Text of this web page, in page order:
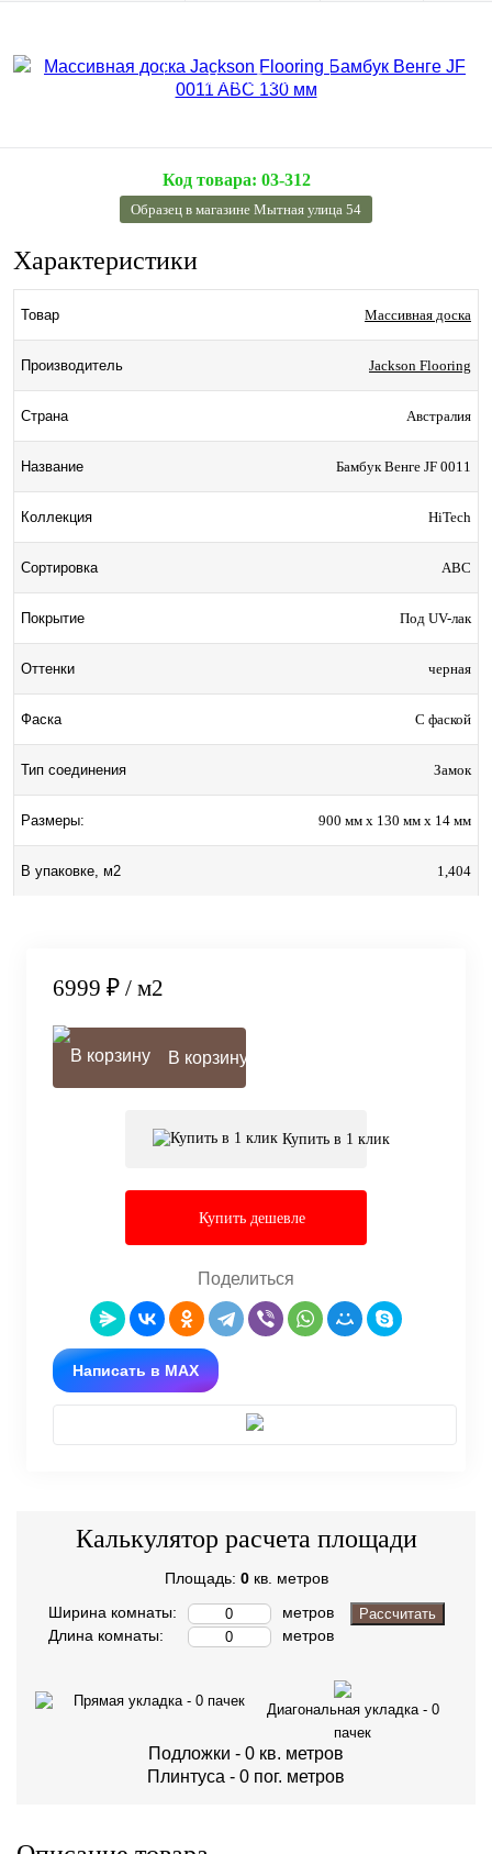
Подробнее
Код товара: 03-312
Образец в магазине Мытная улица 54
Характеристики
Товар Массивная доска
Производитель Jackson Flooring
Страна Австралия
Название Бамбук Венге JF 0011
Коллекция HiTech
Сортировка ABC
Покрытие Под UV-лак
Оттенки черная
Фаска С фаской
Тип соединения Замок
Размеры: 900 мм x 130 мм x 14 мм
В упаковке, м2 1,404
6999 ₽ / м2
В корзину
Купить в 1 клик
Купить дешевле
Поделиться
Написать в MAX
Калькулятор расчета площади
Площадь: 0 кв. метров
Ширина комнаты:
Длина комнаты:
метров
метров
Рассчитать
Прямая укладка - 0 пачек
Диагональная укладка - 0
пачек
Подложки - 0 кв. метров
Плинтуса - 0 пог. метров